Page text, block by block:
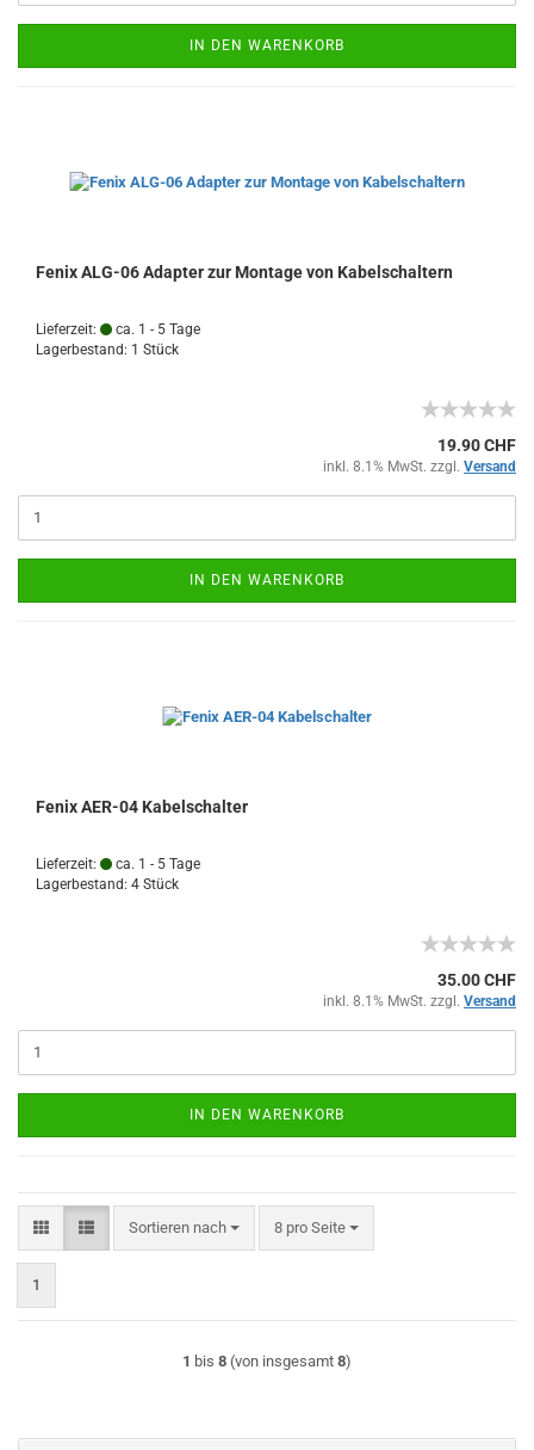
IN DEN WARENKORB
Fenix ALG-06 Adapter zur Montage von Kabelschaltern
Lieferzeit:
ca. 1 - 5 Tage
Lagerbestand: 1 Stück
19.90 CHF
inkl. 8.1% MwSt. zzgl. Versand
IN DEN WARENKORB
Fenix AER-04 Kabelschalter
Lieferzeit:
ca. 1 - 5 Tage
Lagerbestand: 4 Stück
35.00 CHF
inkl. 8.1% MwSt. zzgl. Versand
IN DEN WARENKORB
Sortieren nach
Sortieren nach 8 pro Seite
pro Seite
1
1 bis 8 (von insgesamt 8)